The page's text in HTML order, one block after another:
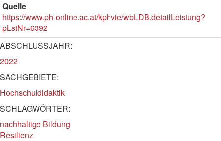
Quelle
https://www.ph-online.ac.at/kphvie/wbLDB.detailLeistung?
pLstNr=6392
ABSCHLUSSJAHR:
2022
SACHGEBIETE:
Hochschuldidaktik
SCHLAGWÖRTER:
nachhaltige Bildung
Resilienz